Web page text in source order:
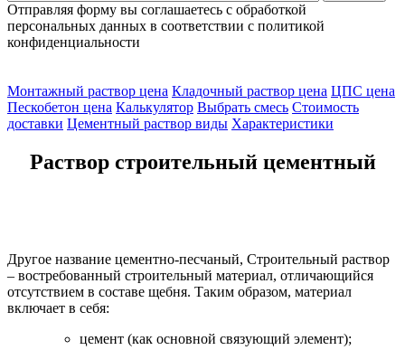
Отправляя форму вы соглашаетесь с обработкой
персональных данных в соответствии с политикой
конфиденциальности
Монтажный раствор цена Кладочный раствор цена ЦПС цена
Пескобетон цена Калькулятор Выбрать смесь Стоимость
доставки Цементный раствор виды Характеристики
Раствор строительный цементный
Другое название цементно-песчаный, Строительный раствор
– востребованный строительный материал, отличающийся
отсутствием в составе щебня. Таким образом, материал
включает в себя:
цемент (как основной связующий элемент);